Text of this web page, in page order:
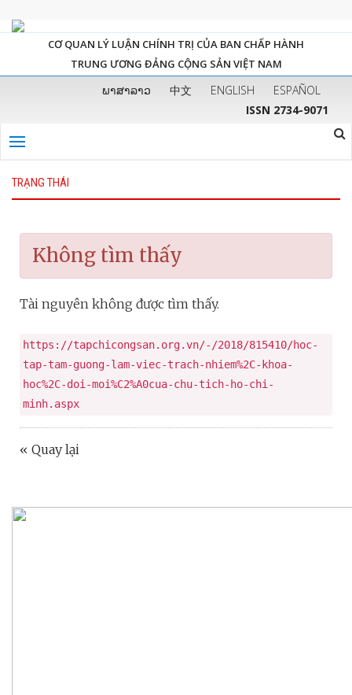
CƠ QUAN LÝ LUẬN CHÍNH TRỊ CỦA BAN CHẤP HÀNH
TRUNG ƯƠNG ĐẢNG CỘNG SẢN VIỆT NAM
ພາສາລາວ 中文 ENGLISH
ESPAÑOL
ISSN 2734-9071
TRẠNG THÁI
Không tìm thấy
Tài nguyên không được tìm thấy.
https://tapchicongsan.org.vn/-/2018/815410/hoc-
tap-tam-guong-lam-viec-trach-nhiem%2C-khoa-
hoc%2C-doi-moi%C2%A0cua-chu-tich-ho-chi-
minh.aspx
« Quay lại